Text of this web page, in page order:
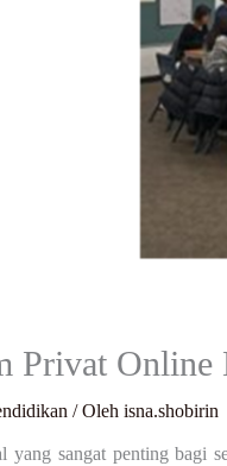
Privat
/ Oleh isna.shobirin
yang sangat penting bagi